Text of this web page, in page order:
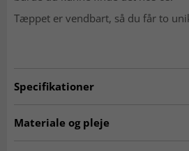
Tæppet er vendbart, så du får to
Specifikationer
Materiale og pleje